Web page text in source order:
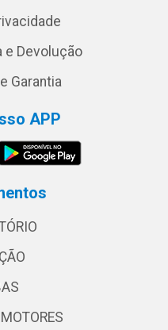
e Devolução
Garantia
APP